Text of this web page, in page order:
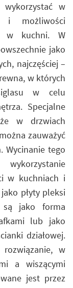
w
i możliwości
w kuchni. W
jako
najczęściej –
w których
w celu
Specjalne
w drzwiach
zauważyć
Wycinanie tego
w kuchniach i
płyty pleksi
są jako forma
lub jako
działowej.
w
a wiszącymi
jest przez